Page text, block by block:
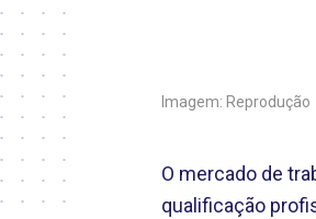
Imagem: Reprodução
O mercado de
qualificação